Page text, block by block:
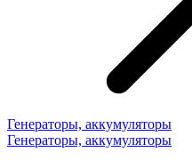
Генераторы, аккумуляторы
Генераторы, аккумуляторы